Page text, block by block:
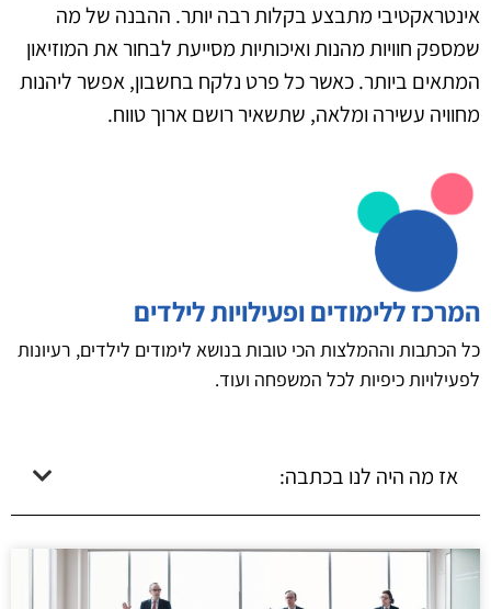
אינטראקטיבי מתבצע בקלות רבה יותר. ההבנה של מה
שמספק חוויות מהנות ואיכותיות מסייעת לבחור את המוזיאון
המתאים ביותר. כאשר כל פרט נלקח בחשבון, אפשר ליהנות
מחוויה עשירה ומלאה, שתשאיר רושם ארוך טווח.
המרכז ללימודים ופעילויות לילדים
כל הכתבות וההמלצות הכי טובות בנושא לימודים לילדים, רעיונות
לפעילויות כיפיות לכל המשפחה ועוד.
אז מה היה לנו בכתבה: